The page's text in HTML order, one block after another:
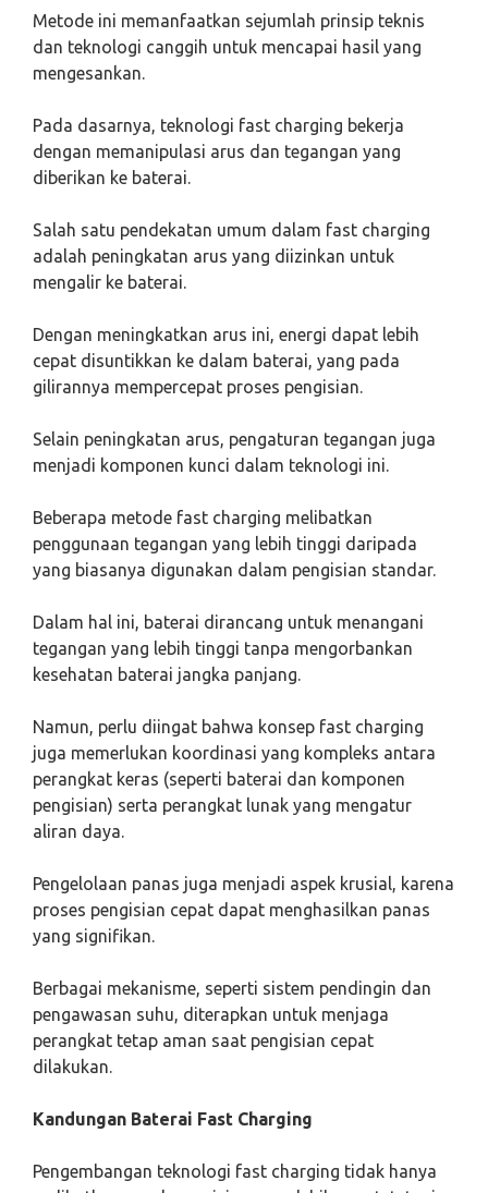
Metode ini memanfaatkan sejumlah prinsip teknis
dan teknologi canggih untuk mencapai hasil yang
mengesankan.
Pada dasarnya, teknologi fast charging bekerja
dengan memanipulasi arus dan tegangan yang
diberikan ke baterai.
Salah satu pendekatan umum dalam fast charging
adalah peningkatan arus yang diizinkan untuk
mengalir ke baterai.
Dengan meningkatkan arus ini, energi dapat lebih
cepat disuntikkan ke dalam baterai, yang pada
gilirannya mempercepat proses pengisian.
Selain peningkatan arus, pengaturan tegangan juga
menjadi komponen kunci dalam teknologi ini.
Beberapa metode fast charging melibatkan
penggunaan tegangan yang lebih tinggi daripada
yang biasanya digunakan dalam pengisian standar.
Dalam hal ini, baterai dirancang untuk menangani
tegangan yang lebih tinggi tanpa mengorbankan
kesehatan baterai jangka panjang.
Namun, perlu diingat bahwa konsep fast charging
juga memerlukan koordinasi yang kompleks antara
perangkat keras (seperti baterai dan komponen
pengisian) serta perangkat lunak yang mengatur
aliran daya.
Pengelolaan panas juga menjadi aspek krusial, karena
proses pengisian cepat dapat menghasilkan panas
yang signifikan.
Berbagai mekanisme, seperti sistem pendingin dan
pengawasan suhu, diterapkan untuk menjaga
perangkat tetap aman saat pengisian cepat
dilakukan.
Kandungan Baterai Fast Charging
Pengembangan teknologi fast charging tidak hanya